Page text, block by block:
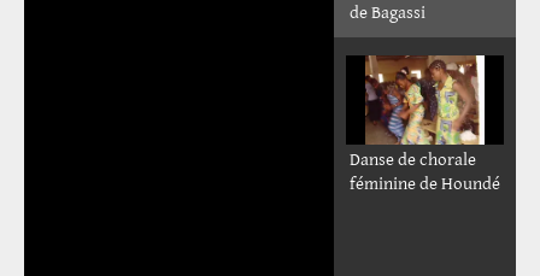
de Bagassi
Danse de chorale
féminine de Houndé